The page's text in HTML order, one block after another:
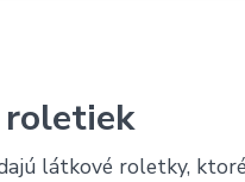
látkové roletky,